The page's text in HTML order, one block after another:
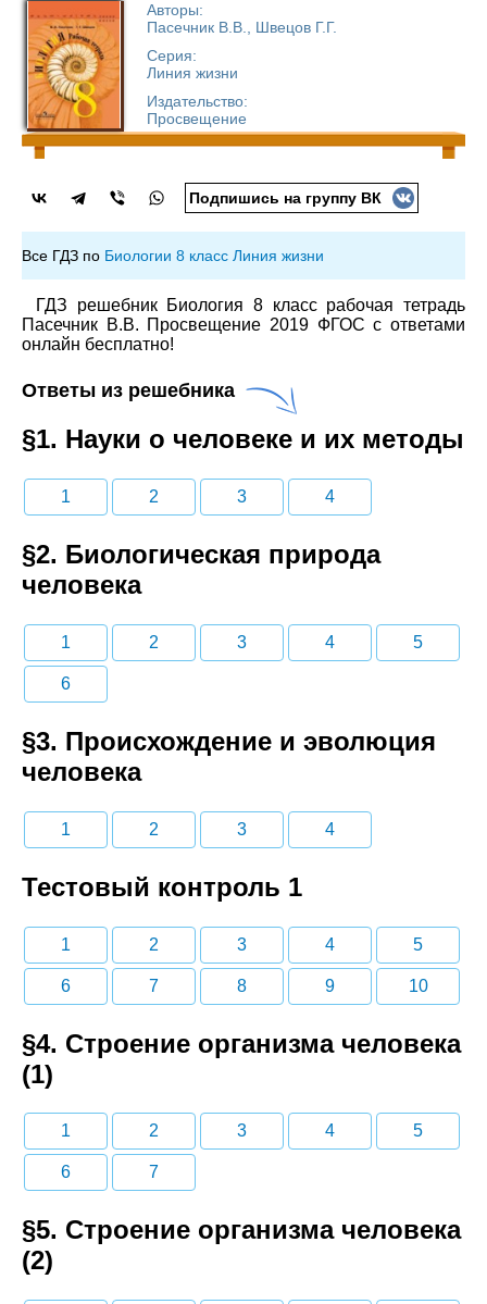
Авторы:
Пасечник В.В., Швецов Г.Г.
Серия:
Линия жизни
Издательство:
Просвещение
Подпишись на группу ВК
Все ГДЗ по Биологии 8 класс Линия жизни
ГДЗ решебник Биология 8 класс рабочая тетрадь
Пасечник В.В. Просвещение 2019 ФГОС с ответами
онлайн бесплатно!
Ответы из решебника
§1. Науки о человеке и их методы
1 2 3 4
§2. Биологическая природа
человека
1 2 3 4 5
6
§3. Происхождение и эволюция
человека
1 2 3 4
Тестовый контроль 1
1 2 3 4 5
6 7 8 9 10
§4. Строение организма человека
(1)
1 2 3 4 5
6 7
§5. Строение организма человека
(2)